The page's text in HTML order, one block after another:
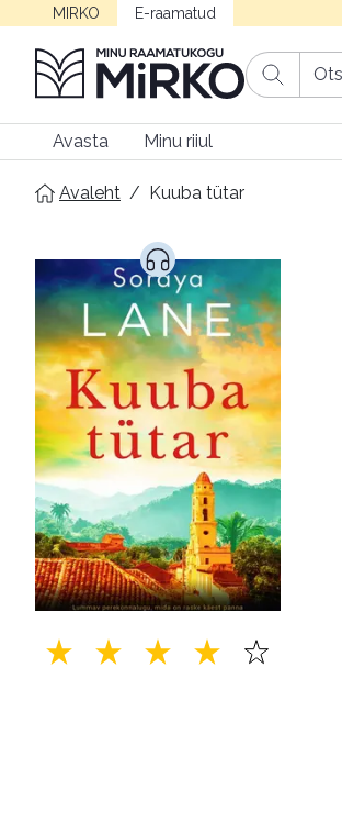
MIRKO E-raamatud
Avasta Minu riiul
Avaleht / Kuuba tütar